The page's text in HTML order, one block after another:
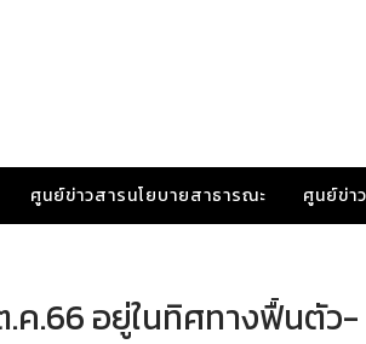
ศูนย์ข่าวสารนโยบายสาธารณะ ศูนย์ข่า
.ค.66 อยู่ในทิศทางฟื้นตัว-